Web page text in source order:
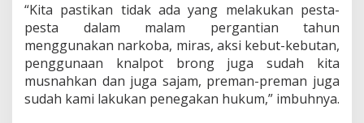
“Kita pastikan tidak ada yang melakukan pesta-
pesta dalam malam pergantian tahun
menggunakan narkoba, miras, aksi kebut-kebutan,
penggunaan knalpot brong juga sudah kita
musnahkan dan juga sajam, preman-preman juga
sudah kami lakukan penegakan hukum,” imbuhnya.